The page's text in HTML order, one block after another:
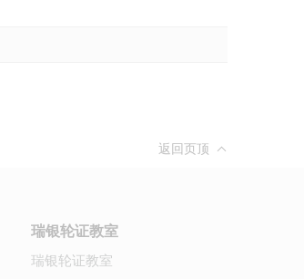
返回页顶
瑞银轮证教室
瑞银轮证教室